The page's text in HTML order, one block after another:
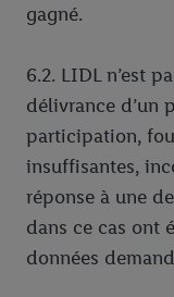
gagné.
6.2. LIDL n’est
délivrance d’un
participation,
insuffisantes,
réponse à une
dans ce cas ont
données